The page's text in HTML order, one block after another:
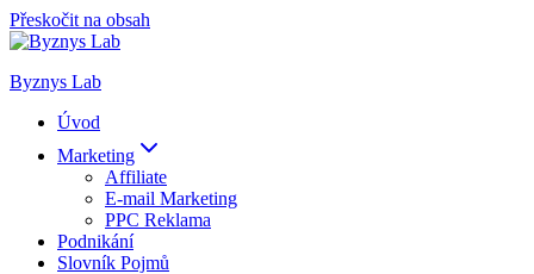
Přeskočit na obsah
Byznys Lab
Úvod
Marketing
Affiliate
E-mail Marketing
PPC Reklama
Podnikání
Slovník Pojmů